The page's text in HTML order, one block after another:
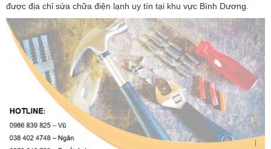
được địa chỉ sửa chữa điện lạnh uy tín tại khu vực Bình Dương.